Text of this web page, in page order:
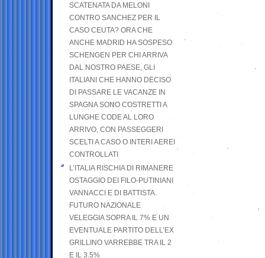
SCATENATA DA MELONI
CONTRO SANCHEZ PER IL
CASO CEUTA? ORA CHE
ANCHE MADRID HA SOSPESO
SCHENGEN PER CHI ARRIVA
DAL NOSTRO PAESE, GLI
ITALIANI CHE HANNO DECISO
DI PASSARE LE VACANZE IN
SPAGNA SONO COSTRETTI A
LUNGHE CODE AL LORO
ARRIVO, CON PASSEGGERI
SCELTI A CASO O INTERI AEREI
CONTROLLATI
L’ITALIA RISCHIA DI RIMANERE
OSTAGGIO DEI FILO-PUTINIANI
VANNACCI E DI BATTISTA.
FUTURO NAZIONALE
VELEGGIA SOPRA IL 7% E UN
EVENTUALE PARTITO DELL’EX
GRILLINO VARREBBE TRA IL 2
E IL 3.5%